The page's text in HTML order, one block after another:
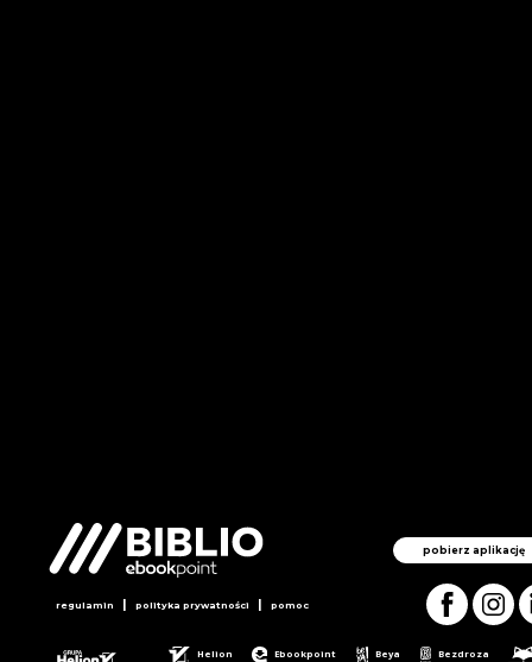
pobierz aplikację
regulamin | polityka prywatności | pomoc
Helion Ebookpoint Beya Bezdroza